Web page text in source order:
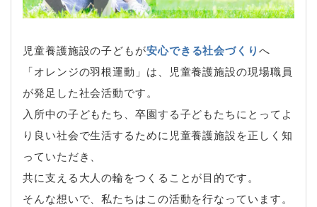
児童養護施設の子どもが安心できる社会づくりへ
「オレンジの羽根運動」は、児童養護施設の現場職員
が発足した社会活動です。
入所中の子どもたち、卒園する子どもたちにとってよ
り良い社会で生活するために児童養護施設を正しく知
っていただき、
共に支える大人の輪をつくることが目的です。
そんな想いで、私たちはこの活動を行なっています。